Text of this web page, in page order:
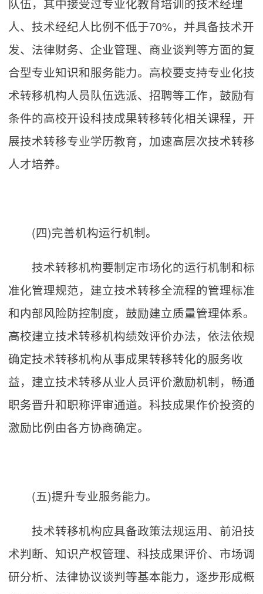
人、技术经纪人比例不低于70%，并具备技术开
发、法律财务、企业管理、商业谈判等方面的复
合型专业知识和服务能力。高校要支持专业化技
术转移机构人员队伍选派、招聘等工作，鼓励有
条件的高校开设科技成果转移转化相关课程，开
展技术转移专业学历教育，加速高层次技术转移
人才培养。
(四)完善机构运行机制。
技术转移机构要制定市场化的运行机制和标
准化管理规范，建立技术转移全流程的管理标准
和内部风险防控制度，鼓励建立质量管理体系。
高校建立技术转移机构绩效评价办法，依法依规
确定技术转移机构从事成果转移转化的服务收
益，建立技术转移从业人员评价激励机制，畅通
职务晋升和职称评审通道。科技成果作价投资的
激励比例由各方协商确定。
(五)提升专业服务能力。
技术转移机构应具备政策法规运用、前沿技
术判断、知识产权管理、科技成果评价、市场调
研分析、法律协议谈判等基本能力，逐步形成概